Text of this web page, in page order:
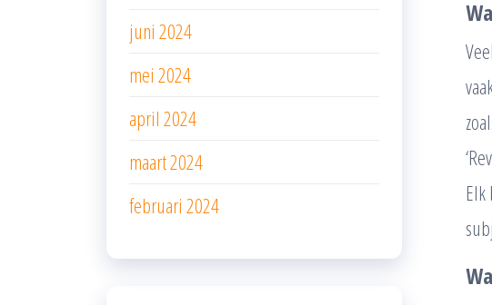
juni 2024
mei 2024
april 2024
maart 2024
februari 2024